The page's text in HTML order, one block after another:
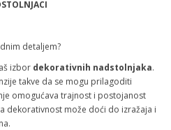
detaljem?
izbor dekorativnih nadstolnjaka.
takve da se mogu prilagoditi
omogućava trajnost i postojanost
dekorativnost može doći do izražaja i